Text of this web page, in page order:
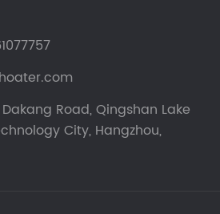
Road, Qingshan Lake
City, Hangzhou,